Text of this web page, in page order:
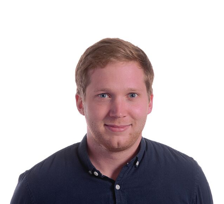
Lukas Bahlmann, M. Sc.
Simon Bahnmüller, M. Sc.
Franziska Beverborg, M. Sc.
Dennis Beusen, M. Sc.
Lennart Blume, M. Sc.
Tanja Boll